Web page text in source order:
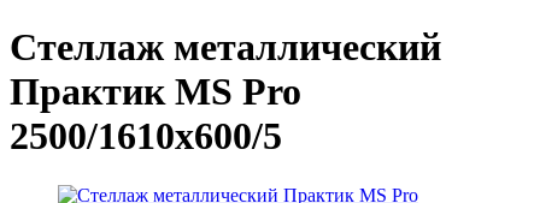
Стеллаж металлический
Практик MS Pro
2500/1610x600/5